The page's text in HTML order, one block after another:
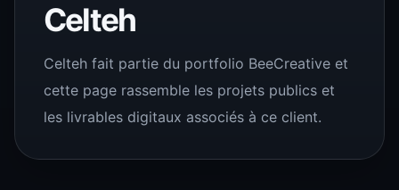
Celteh
Celteh fait partie du portfolio BeeCreative et
cette page rassemble les projets publics et
les livrables digitaux associés à ce client.